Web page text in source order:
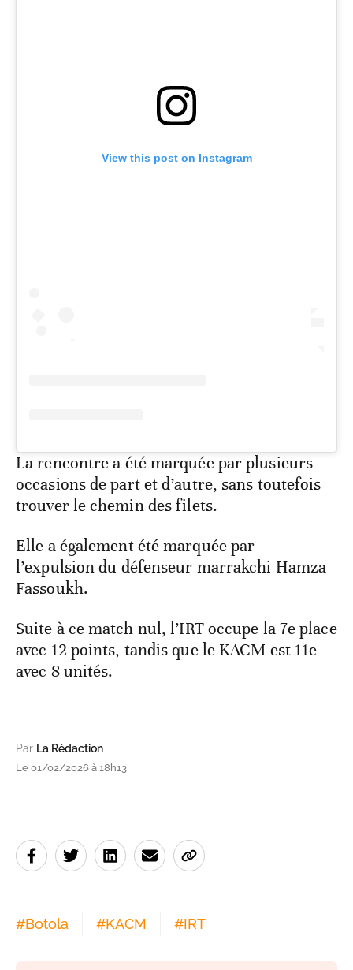
View this post on Instagram
La rencontre a été marquée par plusieurs
occasions de part et d’autre, sans toutefois
trouver le chemin des filets.
Elle a également été marquée par
l’expulsion du défenseur marrakchi Hamza
Fassoukh.
Suite à ce match nul, l’IRT occupe la 7e place
avec 12 points, tandis que le KACM est 11e
avec 8 unités.
Par La Rédaction
Le 01/02/2026 à 18h13
#Botola #KACM #IRT